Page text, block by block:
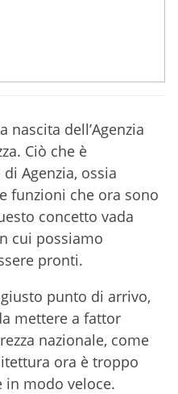
nascita dell’Agenzia
Ciò che è
Agenzia, ossia
funzioni che ora sono
concetto vada
cui possiamo
pronti.
punto di arrivo,
mettere a fattor
nazionale, come
ora è troppo
modo veloce.